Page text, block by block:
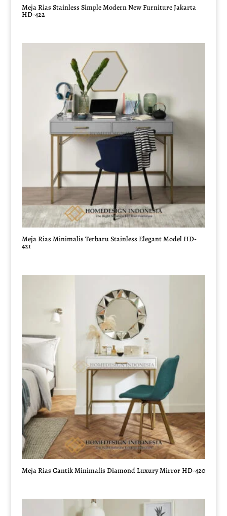
Meja Rias Stainless Simple Modern New Furniture Jakarta
HD-422
Meja Rias Minimalis Terbaru Stainless Elegant Model HD-
421
Meja Rias Cantik Minimalis Diamond Luxury Mirror HD-420